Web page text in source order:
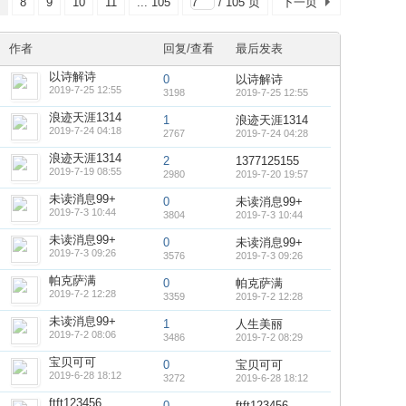
作者 回复/查看 最后发表
以诗解诗
2019-7-25 12:55
0
3198
以诗解诗
2019-7-25 12:55
浪迹天涯1314
2019-7-24 04:18
1
2767
浪迹天涯1314
2019-7-24 04:28
浪迹天涯1314
2019-7-19 08:55
2
2980
1377125155
2019-7-20 19:57
未读消息99+
2019-7-3 10:44
0
3804
未读消息99+
2019-7-3 10:44
未读消息99+
2019-7-3 09:26
0
3576
未读消息99+
2019-7-3 09:26
帕克萨满
2019-7-2 12:28
0
3359
帕克萨满
2019-7-2 12:28
未读消息99+
2019-7-2 08:06
1
3486
人生美丽
2019-7-2 08:29
宝贝可可
2019-6-28 18:12
0
3272
宝贝可可
2019-6-28 18:12
ftft123456